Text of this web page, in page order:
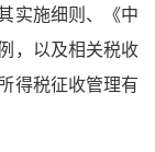
实施细则、《中
，以及相关税收
得税征收管理有